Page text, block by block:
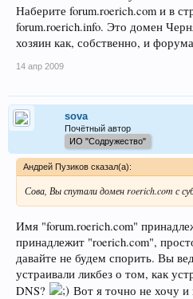
Наберите forum.roerich.com и в
forum.roerich.info. Это домен
хозяин как, собственно, и
14 апр 2009
sova
Почётный автор
ИО "Содружество"
Андрей Пузиков сказал(а):
Сова, Вы спутали домен roerich.com с
Имя "forum.roerich.com"
принадлежит "roerich.com",
давайте не будем спорить. Вы
устраивали ликбез о том, как
DNS?
Вот я точно не хочу и